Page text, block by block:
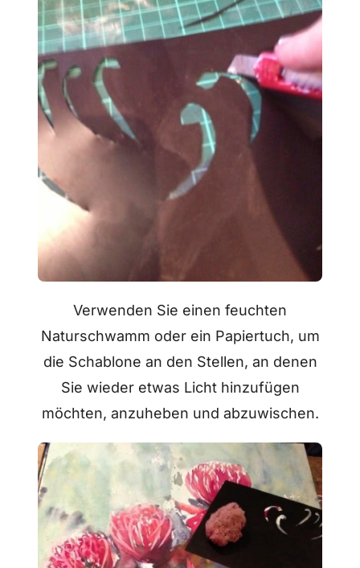
Verwenden Sie einen feuchten
Naturschwamm oder ein Papiertuch, um
die Schablone an den Stellen, an denen
Sie wieder etwas Licht hinzufügen
möchten, anzuheben und abzuwischen.